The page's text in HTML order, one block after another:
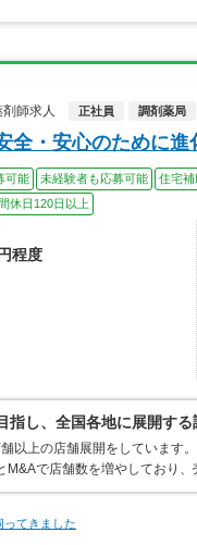
師求人
正社員 調剤薬局
全・安心のために
可能 未経験者も応募可能 住宅補
休日120日以上
程度
指し、全国各地に展開する
以上の店舗展開をしています
M&Aで店舗数を増やしており
ってきました